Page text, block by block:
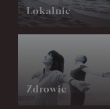
Lokalnie
Zdrowie